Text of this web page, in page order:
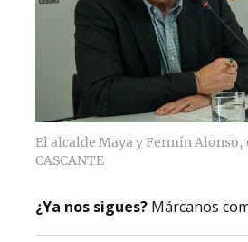
El alcalde Maya y Fermín Alonso,
CASCANTE
¿Ya nos sigues? Márcanos